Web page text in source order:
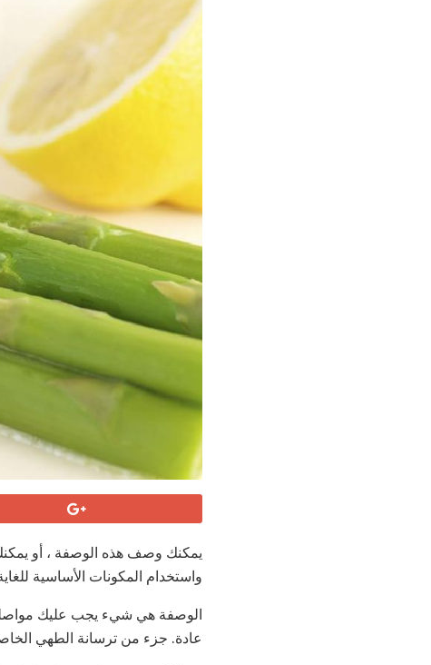
يمكنك وصف هذه الوصفة ، أو
واستخدام المكونات الأساسية
الوصفة هي شيء يجب عليك
عادة. جزء من ترسانة الطهي